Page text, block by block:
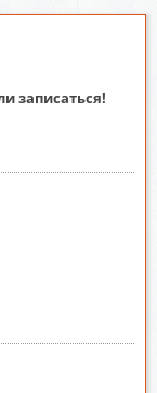
записаться!